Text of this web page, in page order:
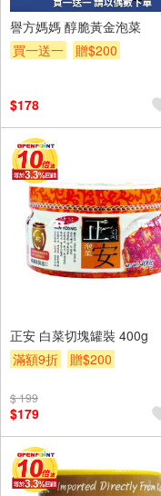
譽方媽媽 醇脆黃金泡菜
買一送一
贈$200
$178
正安 白菜切塊罐裝 400g
滿額9折
贈$200
$ 199
$179